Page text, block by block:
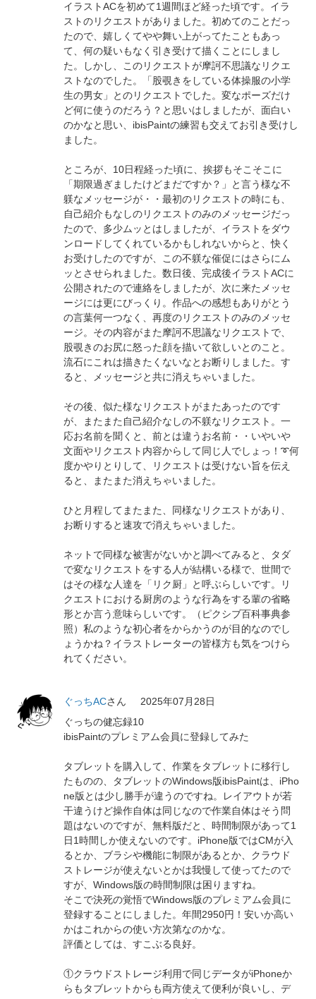
イラストACを初めて1週間ほど経った頃です。イラ
ストのリクエストがありました。初めてのことだっ
たので、嬉しくてやや舞い上がってたこともあっ
て、何の疑いもなく引き受けて描くことにしまし
た。しかし、このリクエストが摩訶不思議なリクエ
ストなのでした。「股覗きをしている体操服の小学
生の男女」とのリクエストでした。変なポーズだけ
ど何に使うのだろう？と思いはしましたが、面白い
のかなと思い、ibisPaintの練習も交えてお引き受けし
ました。
ところが、10日程経った頃に、挨拶もそこそこに
「期限過ぎましたけどまだですか？」と言う様な不
躾なメッセージが・・最初のリクエストの時にも、
自己紹介もなしのリクエストのみのメッセージだっ
たので、多少ムッとはしましたが、イラストをダウ
ンロードしてくれているかもしれないからと、快く
お受けしたのですが、この不躾な催促にはさらにム
ッとさせられました。数日後、完成後イラストACに
公開されたので連絡をしましたが、次に来たメッセ
ージには更にびっくり。作品への感想もありがとう
の言葉何一つなく、再度のリクエストのみのメッセ
ージ。その内容がまた摩訶不思議なリクエストで、
股覗きのお尻に怒った顔を描いて欲しいとのこと。
流石にこれは描きたくないなとお断りしました。す
ると、メッセージと共に消えちゃいました。
その後、似た様なリクエストがまたあったのです
が、またまた自己紹介なしの不躾なリクエスト。一
応お名前を聞くと、前とは違うお名前・・いやいや
文面やリクエスト内容からして同じ人でしょっ！➰何
度かやりとりして、リクエストは受けない旨を伝え
ると、またまた消えちゃいました。
ひと月程してまたまた、同様なリクエストがあり、
お断りすると速攻で消えちゃいました。
ネットで同様な被害がないかと調べてみると、タダ
で変なリクエストをする人が結構いる様で、世間で
はその様な人達を「リク厨」と呼ぶらしいです。リ
クエストにおける厨房のような行為をする輩の省略
形とか言う意味らしいです。（ピクシブ百科事典参
照）私のような初心者をからかうのが目的なのでし
ょうかね？イラストレーターの皆様方も気をつけら
れてください。
ぐっちACさん
2025年07月28日
ぐっちの健忘録10
ibisPaintのプレミアム会員に登録してみた
タブレットを購入して、作業をタブレットに移行し
たものの、タブレットのWindows版ibisPaintは、iPho
ne版とは少し勝手が違うのですね。レイアウトが若
干違うけど操作自体は同じなので作業自体はそう問
題はないのですが、無料版だと、時間制限があって1
日1時間しか使えないのです。iPhone版ではCMが入
るとか、ブラシや機能に制限があるとか、クラウド
ストレージが使えないとかは我慢して使ってたので
すが、Windows版の時間制限は困りますね。
そこで決死の覚悟でWindows版のプレミアム会員に
登録することにしました。年間2950円！安いか高い
かはこれからの使い方次第なのかな。
評価としては、すこぶる良好。
①クラウドストレージ利用で同じデータがiPhoneか
らもタブレットからも両方使えて便利が良いし、デ